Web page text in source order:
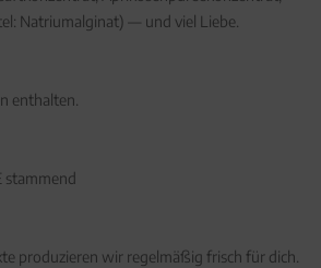
Natriumalginat) — und viel Liebe.
enthalten.
stammend
produzieren wir regelmäßig frisch für dich.